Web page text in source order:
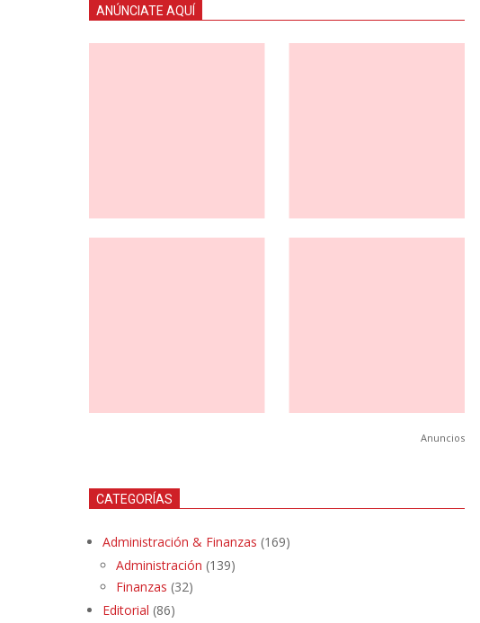
ANÚNCIATE AQUÍ
Anuncios
CATEGORÍAS
Administración & Finanzas (169)
Administración (139)
Finanzas (32)
Editorial (86)